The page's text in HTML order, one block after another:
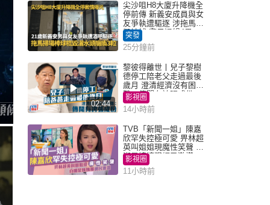
尖沙咀H8大廈升降機全
停前傳 新義安成員與女
友爭執遭驅逐 涉拖馬刑
毀被捕 警另通緝4男
突發
25分鐘前
02:44
黎彼得離世丨兒子黎樹
德停工陪老父走過最後
歲月 澄清經濟沒有困
難：傳聞有誇張成份
影視圈
14小時前
TVB「新聞一姐」陳嘉
欣罕失控極可愛 畀林超
英叫姐姐現魔性笑聲 自
嘲是姨姨獲網民激讚
影視圈
11小時前